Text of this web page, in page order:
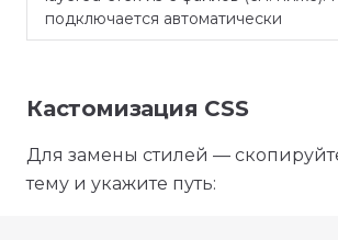
подключается автоматически
Кастомизация CSS
Для замены стилей —
тему и укажите путь: